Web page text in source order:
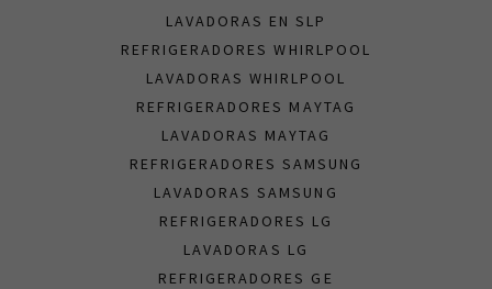
LAVADORAS EN SLP
REFRIGERADORES WHIRLPOOL
LAVADORAS WHIRLPOOL
REFRIGERADORES MAYTAG
LAVADORAS MAYTAG
REFRIGERADORES SAMSUNG
LAVADORAS SAMSUNG
REFRIGERADORES LG
LAVADORAS LG
REFRIGERADORES GE